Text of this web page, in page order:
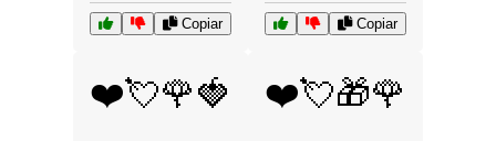
Copiar Copiar
❤️💘🌹🍓 ❤️💘🎁🌹